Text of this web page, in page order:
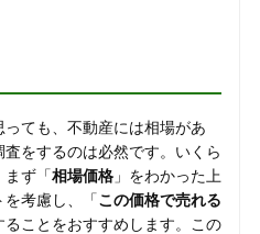
っても、不動産には相場があ
をするのは必然です。いくら
まず「相場価格 」をわかった上
を考慮し、「この価格で売れる
ることをおすすめします。この